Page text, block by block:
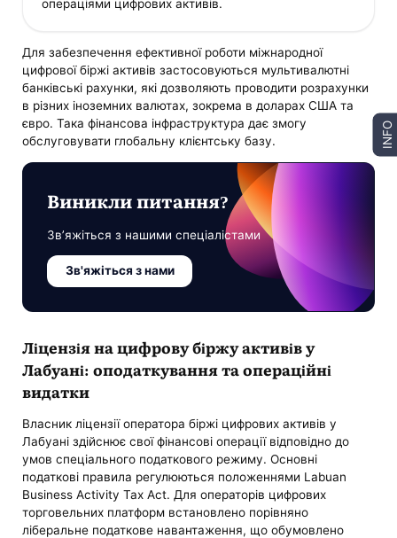
операціями цифрових активів.
Для забезпечення ефективної роботи міжнародної
цифрової біржі активів застосовуються мультивалютні
банківські рахунки, які дозволяють проводити розрахунки
в різних іноземних валютах, зокрема в доларах США та
євро. Така фінансова інфраструктура дає змогу
обслуговувати глобальну клієнтську базу.
Виникли питання?
Зв’яжіться з нашими спеціалістами
Зв'яжіться з нами
Ліцензія на цифрову біржу активів у
Лабуані: оподаткування та операційні
видатки
Власник ліцензії оператора біржі цифрових активів у
Лабуані здійснює свої фінансові операції відповідно до
умов спеціального податкового режиму. Основні
податкові правила регулюються положеннями Labuan
Business Activity Tax Act. Для операторів цифрових
торговельних платформ встановлено порівняно
ліберальне податкове навантаження, що обумовлено
INFO